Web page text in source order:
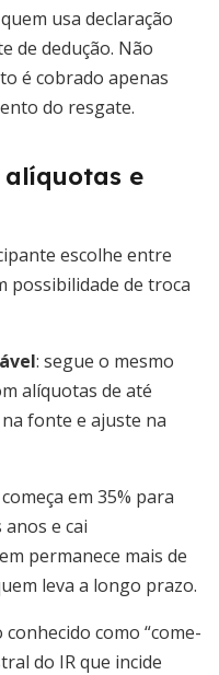
usa declaração
de dedução. Não
é cobrado apenas
do resgate.
alíquotas e
escolhe entre
possibilidade de troca
: segue o mesmo
alíquotas de até
fonte e ajuste na
começa em 35% para
e cai
permanece mais de
leva a longo prazo.
como “come-
do IR que incide